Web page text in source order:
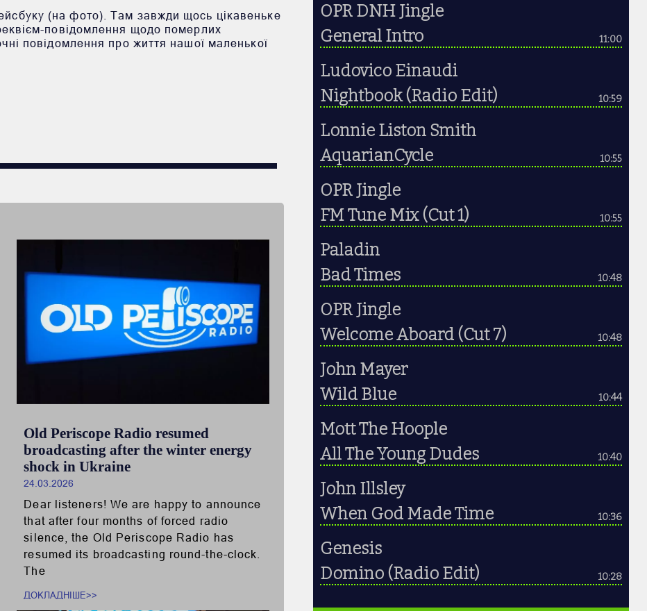
(на фото). Там завжди щось цікавеньке
повідомлення щодо померлих
повідомлення про життя нашої маленької
Old Periscope Radio resumed
broadcasting after the winter energy
shock in Ukraine
24.03.2026
Dear listeners! We are happy to announce
that after four months of forced radio
silence, the Old Periscope Radio has
resumed its broadcasting round-the-clock.
The
ДОКЛАДНІШЕ>>
OPR DNH Jingle
General Intro
11:00
Ludovico Einaudi
Nightbook (Radio Edit)
10:59
Lonnie Liston Smith
AquarianCycle
10:55
OPR Jingle
FM Tune Mix (Cut 1)
10:55
Paladin
Bad Times
10:48
OPR Jingle
Welcome Aboard (Cut 7)
10:48
John Mayer
Wild Blue
10:44
Mott The Hoople
All The Young Dudes
10:40
John Illsley
When God Made Time
10:36
Genesis
Domino (Radio Edit)
10:28